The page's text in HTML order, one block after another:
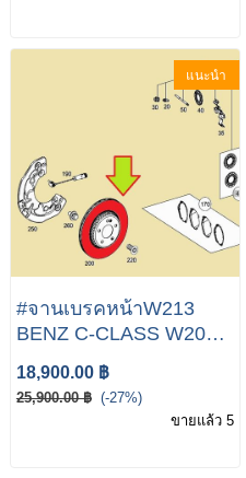
แนะนำ
#จานเบรคหน้าW213
BENZ C-CLASS W205
A205 C205 S205 2014-
E-CLASS W213 S213
A238 C238 S213 2016-
18,900.00 ฿
25,900.00 ฿ (-27%)
ขายแล้ว 5